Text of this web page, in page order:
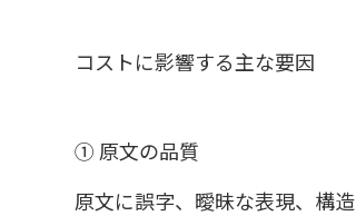
コストに影響する主な要因
① 原文の品質
原文に誤字、曖昧な表現、構